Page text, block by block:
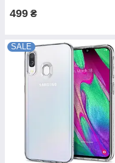
499 ₴
SALE